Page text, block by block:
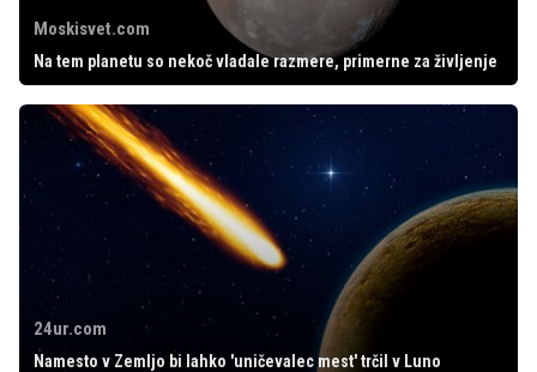
Moskisvet.com
Na tem planetu so nekoč vladale razmere, primerne za življenje
24ur.com
Namesto v Zemljo bi lahko 'uničevalec mest' trčil v Luno